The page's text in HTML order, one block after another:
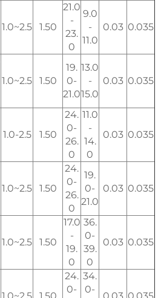
1.0~2.5 1.50
21.0
-
23.
0
9.0
-
11.0
0.03 0.035
1.0~2.5 1.50
19.
0-
21.0
13.0
-
15.0
0.03 0.035
1.0-2.5 1.50
24.
0-
26.
0
11.0
-
14.
0
0.03 0.035
1.0~2.5 1.50
24.
0-
26.
0
19.
0-
21.0
0.03 0.035
1.0~2.5 1.50
17.0
-
19.
0
36.
0-
39.
0
0.03 0.035
24.
0-
34.
0-